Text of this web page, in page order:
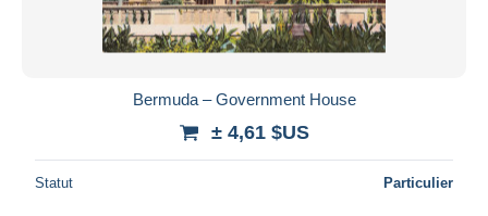
Bermuda – Government House
± 4,61 $US
Statut Particulier